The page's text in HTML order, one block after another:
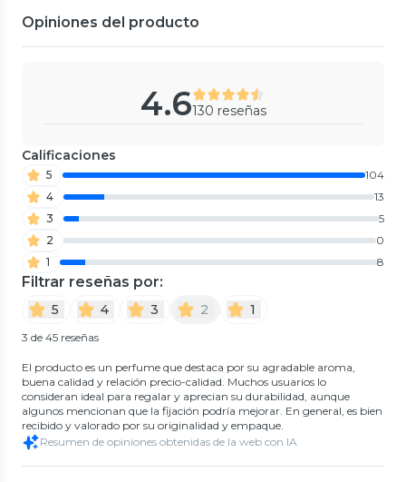
Opiniones del producto
4.6130 reseñas
Calificaciones
5
104
4
13
3
5
2
0
1
8
Filtrar reseñas por:
5 4 3 2 1
3 de 45 reseñas
El producto es un perfume que destaca por su agradable aroma,
buena calidad y relación precio-calidad. Muchos usuarios lo
consideran ideal para regalar y aprecian su durabilidad, aunque
algunos mencionan que la fijación podría mejorar. En general, es bien
recibido y valorado por su originalidad y empaque.
Resumen de opiniones obtenidas de la web con IA